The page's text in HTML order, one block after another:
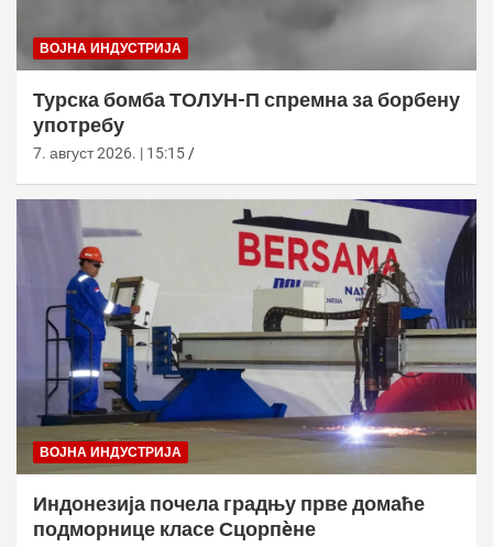
ВОЈНА ИНДУСТРИЈА
Турска бомба ТОЛУН-П спремна за борбену
употребу
7. август 2026. | 15:15
ВОЈНА ИНДУСТРИЈА
Индонезија почела градњу прве домаће
подморнице класе Сцорпèне